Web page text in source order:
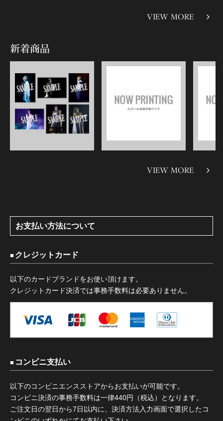
VIEW MORE
新着商品
VIEW MORE
お支払い方法について
クレジットカード
以下のカードブランドをお使い頂けます。
クレジットカード決済では事務手数料は必要ありません。
コンビニ支払い
以下のコンビニエンスストアからお支払いが可能です。
コンビニ決済の事務手数料は一律440円（税込）となります。
ご注文日の翌日から7日以内に、決済方法入力画面で選択したコ